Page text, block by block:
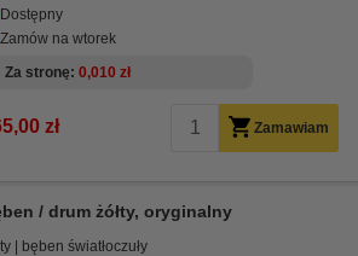
Dostępny
Zamów na wtorek
Za stronę 0,010 zł
zł Zamawiam
/ drum żółty, oryginalny
bęben światłoczuły